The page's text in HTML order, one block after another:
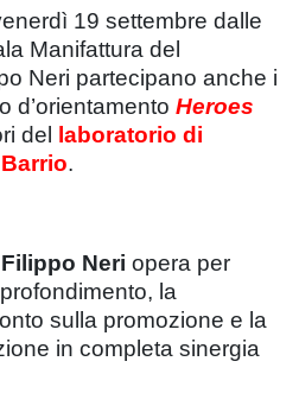
19 settembre dalle
Manifattura del
Neri partecipano anche i
d’orientamento Heroes
del
laboratorio di
.
Neri opera per
la
sulla promozione e la
in completa sinergia